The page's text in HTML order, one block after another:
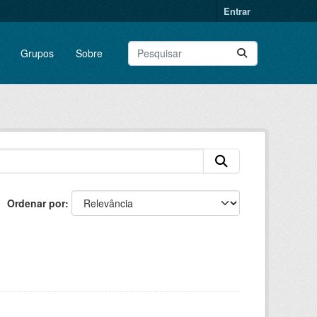
Entrar
Grupos Sobre
Ordenar por